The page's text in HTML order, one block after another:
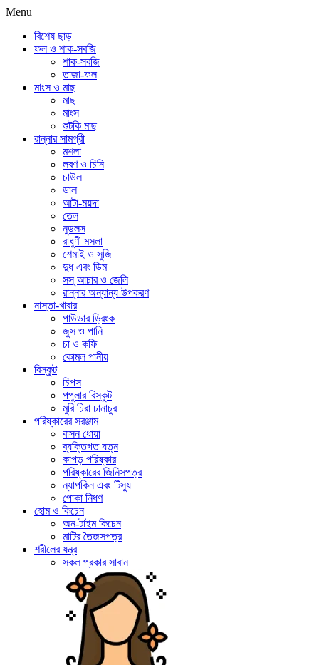
Menu
বিশেষ ছাড়
ফল ও শাক-সবজি
শাক-সবজি
তাজা-ফল
মাংস ও মাছ
মাছ
মাংস
শুটকি মাছ
রান্নার সামগ্রী
মশলা
লবণ ও চিনি
চাউল
ডাল
আটা-ময়দা
তেল
নুডলস
রাধুণী মসলা
শেমাই ও সুজি
দুধ এবং ডিম
সস্ আচার ও জেলি
রান্নার অন্যান্য উপকরণ
নাস্তা-খাবার
পাউডার ড্রিংক
জুস ও পানি
চা ও কফি
কোমল পানীয়
বিস্কুট
চিপস
পপুলার বিস্কুট
মুরি চিরা চানাচুর
পরিষ্কারের সরঞ্জাম
বাসন ধোয়া
ব্যক্তিগত যত্ন
কাপড় পরিষ্কার
পরিষ্কারের জিনিসপত্র
ন্যাপকিন এবং টিস্যু
পোকা নিধণ
হোম ও কিচেন
অন-টাইম কিচেন
মাটির তৈজসপত্র
শরীলের যন্ত্র
সকল প্রকার সাবান